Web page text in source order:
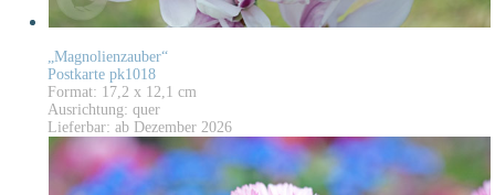
„Magnolienzauber“
Postkarte pk1018
Format: 17,2 x 12,1 cm
Ausrichtung: quer
Lieferbar: ab Dezember 2026